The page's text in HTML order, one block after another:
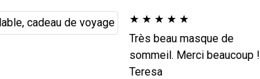
★ ★ ★ ★ ★
Très beau masque de
sommeil. Merci beaucoup !
Teresa